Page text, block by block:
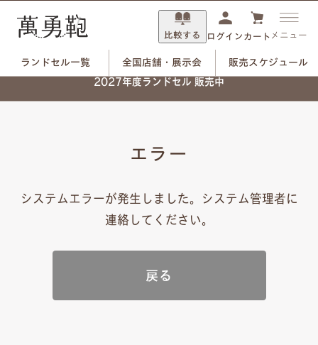
比較する ログイン カート メニュー
販売スケジュール
ランドセル一覧
全国店舗・展示会
2027年度ランドセル 販売中
エラー
システムエラーが発生しました。システム管理者に
連絡してください。
戻る